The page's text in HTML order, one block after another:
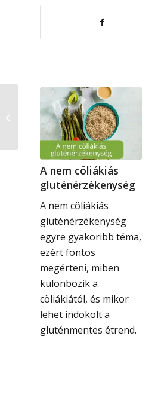
A nem cöliákiás
gluténérzékenység
A nem cöliákiás
gluténérzékenység
egyre gyakoribb téma,
ezért fontos
megérteni, miben
különbözik a
cöliákiától, és mikor
lehet indokolt a
gluténmentes étrend.
Szávay Ágnes interjú